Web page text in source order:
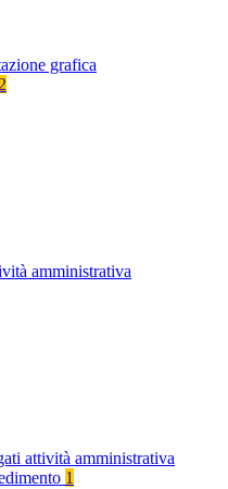
grafica
2
amministrativa
attività amministrativa
1